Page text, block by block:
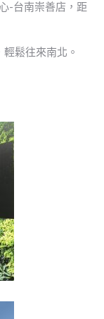
-台南崇善店，距
鬆往來南北。